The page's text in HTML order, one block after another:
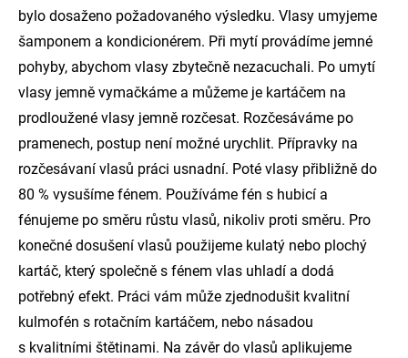
bylo dosaženo požadovaného výsledku. Vlasy umyjeme
šamponem a kondicionérem. Při mytí provádíme jemné
pohyby, abychom vlasy zbytečně nezacuchali. Po umytí
vlasy jemně vymačkáme a můžeme je kartáčem na
prodloužené vlasy jemně rozčesat. Rozčesáváme po
pramenech, postup není možné urychlit. Přípravky na
rozčesávaní vlasů práci usnadní. Poté vlasy přibližně do
80 % vysušíme fénem. Používáme fén s hubicí a
fénujeme po směru růstu vlasů, nikoliv proti směru. Pro
konečné dosušení vlasů použijeme kulatý nebo plochý
kartáč, který společně s fénem vlas uhladí a dodá
potřebný efekt. Práci vám může zjednodušit kvalitní
kulmofén s rotačním kartáčem, nebo násadou
s kvalitními štětinami. Na závěr do vlasů aplikujeme